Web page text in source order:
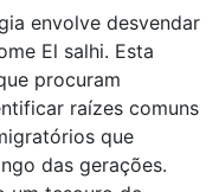
envolve desvendar
El salhi. Esta
procuram
raízes comuns
que
das gerações.